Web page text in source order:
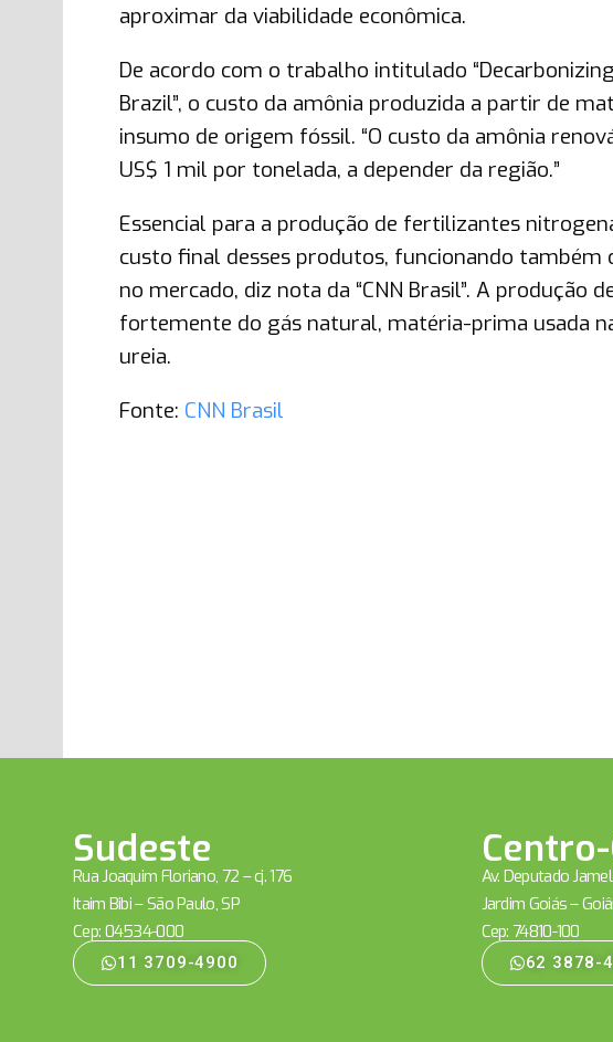
aproximar da viabilidade econômica.
De acordo com o trabalho intitulado
Brazil”, o custo da amônia produzida a partir de
insumo de origem fóssil. “O custo da amônia
US$ 1 mil por tonelada, a depender da região.”
Essencial para a produção de fertilizantes
custo final desses produtos, funcionando
no mercado, diz nota da “CNN Brasil”. A
fortemente do gás natural, matéria-prima usada
ureia.
Fonte: CNN Brasil
Sudeste
Rua Joaquim Floriano, 72 – cj. 176
Itaim Bibi – São Paulo, SP
Cep: 04534-000
11 3709-4900
Av. Deputado
Jardim Goiás –
Cep: 74810-100
62 3878-